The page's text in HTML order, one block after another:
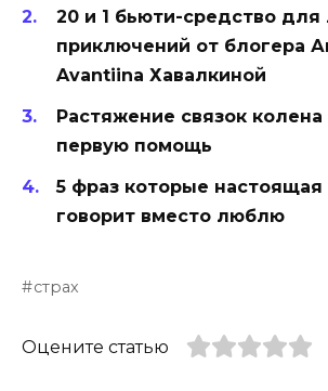
20 и 1 бьюти-средство
приключений от блогера
Avantiina Хавалкиной
Растяжение связок колена
первую помощь
5 фраз которые
говорит вместо люблю
страх
Оцените статью